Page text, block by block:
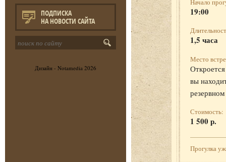
ПОДПИСКА
НА НОВОСТИ САЙТА
Дизайн - Notamedia 2026
Начало
19:00
1,5 часа
Место
вы
Стоимость:
1 500 р.
Прогулка